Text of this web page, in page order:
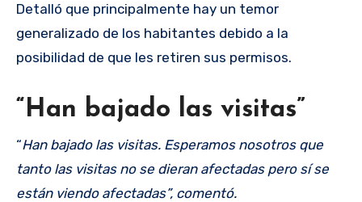
Detalló que principalmente hay un temor
generalizado de los habitantes debido a la
posibilidad de que les retiren sus permisos.
“Han bajado las visitas”
“Han bajado las visitas. Esperamos nosotros que
tanto las visitas no se dieran afectadas pero sí se
están viendo afectadas”, comentó.